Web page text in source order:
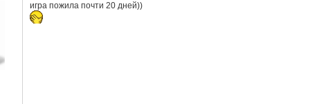
игра пожила почти 20 дней))